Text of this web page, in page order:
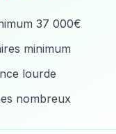
37 000€
minimum
lourde
nombreux